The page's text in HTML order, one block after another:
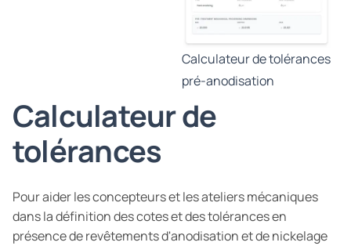
Calculateur de tolérances
pré-anodisation
Calculateur de
tolérances
Pour aider les concepteurs et les ateliers mécaniques
dans la définition des cotes et des tolérances en
présence de revêtements d'anodisation et de nickelage